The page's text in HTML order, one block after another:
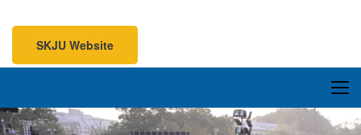
SKJU Website
SKJU Website